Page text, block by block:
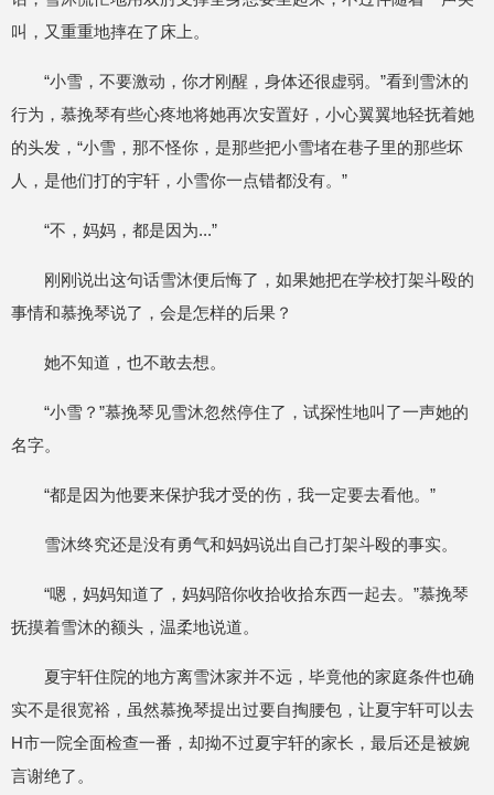
叫，又重重地摔在了床上。
“小雪，不要激动，你才刚醒，身体还很虚弱。”看到雪沐的
行为，慕挽琴有些心疼地将她再次安置好，小心翼翼地轻抚着她
的头发，“小雪，那不怪你，是那些把小雪堵在巷子里的那些坏
人，是他们打的宇轩，小雪你一点错都没有。”
“不，妈妈，都是因为...”
刚刚说出这句话雪沐便后悔了，如果她把在学校打架斗殴的
事情和慕挽琴说了，会是怎样的后果？
她不知道，也不敢去想。
“小雪？”慕挽琴见雪沐忽然停住了，试探性地叫了一声她的
名字。
“都是因为他要来保护我才受的伤，我一定要去看他。”
雪沐终究还是没有勇气和妈妈说出自己打架斗殴的事实。
“嗯，妈妈知道了，妈妈陪你收拾收拾东西一起去。”慕挽琴
抚摸着雪沐的额头，温柔地说道。
夏宇轩住院的地方离雪沐家并不远，毕竟他的家庭条件也确
实不是很宽裕，虽然慕挽琴提出过要自掏腰包，让夏宇轩可以去
H市一院全面检查一番，却拗不过夏宇轩的家长，最后还是被婉
言谢绝了。